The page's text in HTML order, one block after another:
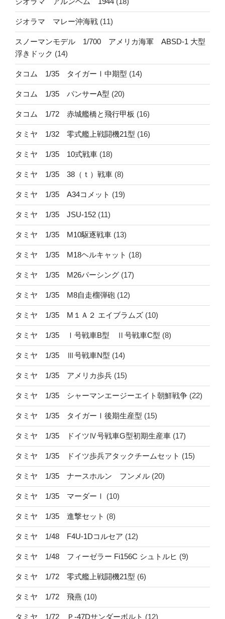
ジオラマ マレー沖海戦 (11)
スノーマンモデル 1/700 アメリカ海軍 ABSD-1 大型
浮きドック (14)
タコム 1/35 タイガーⅠ中期型 (14)
タコム 1/35 パンサーA型 (20)
タコム 1/72 赤城艦橋と飛行甲板 (16)
タミヤ 1/32 零式艦上戦闘機21型 (16)
タミヤ 1/35 10式戦車 (18)
タミヤ 1/35 38（ｔ）戦車 (8)
タミヤ 1/35 A34コメット (19)
タミヤ 1/35 JSU-152 (11)
タミヤ 1/35 M10駆逐戦車 (13)
タミヤ 1/35 M18ヘルキャット (18)
タミヤ 1/35 M26パーシング (17)
タミヤ 1/35 M8自走榴弾砲 (12)
タミヤ 1/35 M１Ａ２ エイブラムズ (10)
タミヤ 1/35 Ⅰ号戦車B型 Ⅱ号戦車C型 (8)
タミヤ 1/35 Ⅲ号戦車N型 (14)
タミヤ 1/35 アメリカ歩兵 (15)
タミヤ 1/35 シャーマンエージーエイト朝鮮戦争 (22)
タミヤ 1/35 タイガーⅠ後期生産型 (15)
タミヤ 1/35 ドイツⅣ号戦車G型初期生産車 (17)
タミヤ 1/35 ドイツ歩兵アタックチームセット (15)
タミヤ 1/35 ナースホルン フンメル (20)
タミヤ 1/35 マーダーⅠ (10)
タミヤ 1/35 進撃セット (8)
タミヤ 1/48 F4U-1Dコルセア (12)
タミヤ 1/48 フィーゼラー Fi156C シュトルヒ (9)
タミヤ 1/72 零式艦上戦闘機21型 (6)
タミヤ 1/72 飛燕 (10)
タミヤ 1/72 Ｐ-47Dサンダーボルト (12)